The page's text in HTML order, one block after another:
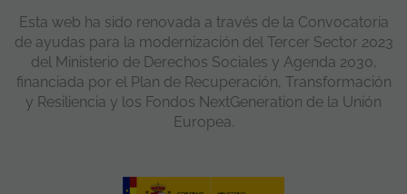
Esta web ha sido renovada a través de la Convocatoria
de ayudas para la modernización del Tercer Sector 2023
del Ministerio de Derechos Sociales y Agenda 2030,
financiada por el Plan de Recuperación, Transformación
y Resiliencia y los Fondos NextGeneration de la Unión
Europea.